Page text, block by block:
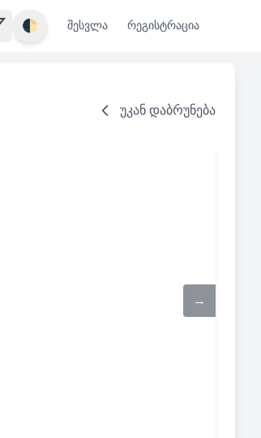
🌓 შესვლა რეგისტრაცია
უკან დაბრუნება
→